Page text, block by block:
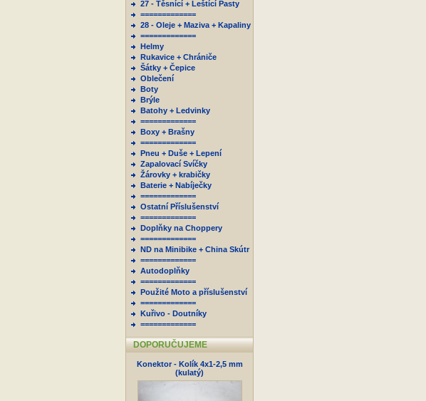
27 - Těsnící + Leštící Pasty
=============
28 - Oleje + Maziva + Kapaliny
=============
Helmy
Rukavice + Chrániče
Šátky + Čepice
Oblečení
Boty
Brýle
Batohy + Ledvinky
=============
Boxy + Brašny
=============
Pneu + Duše + Lepení
Zapalovací Svíčky
Žárovky + krabičky
Baterie + Nabíječky
=============
Ostatní Příslušenství
=============
Doplňky na Choppery
=============
ND na Minibike + China Skútr
=============
Autodoplňky
=============
Použité Moto a příslušenství
=============
Kuřivo - Doutníky
=============
DOPORUČUJEME
Konektor - Kolík 4x1-2,5 mm
(kulatý)